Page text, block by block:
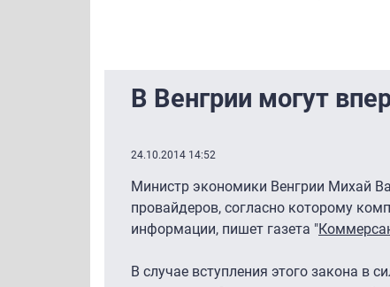
В Венгрии могут
24.10.2014 14:52
Министр экономики Венгрии Михай
провайдеров, согласно которому
информации, пишет газета "
В случае вступления этого закона в